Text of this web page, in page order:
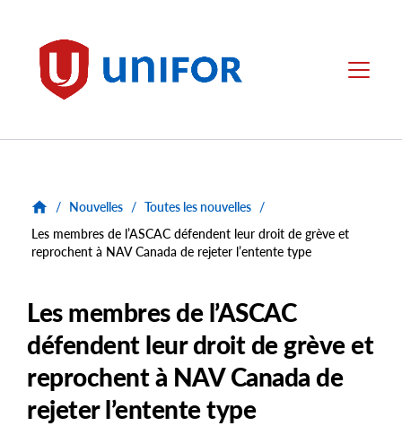
Unifor Menu
/ Nouvelles / Toutes les nouvelles /
Les membres de l’ASCAC défendent leur droit de grève et
reprochent à NAV Canada de rejeter l’entente type
Les membres de l’ASCAC
défendent leur droit de grève et
reprochent à NAV Canada de
rejeter l’entente type